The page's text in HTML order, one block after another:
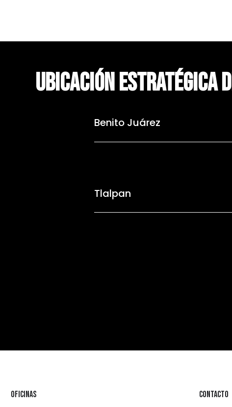
UBICACIÓN ESTRATÉGICA
Benito Juárez
Tlalpan
Oficinas Contacto